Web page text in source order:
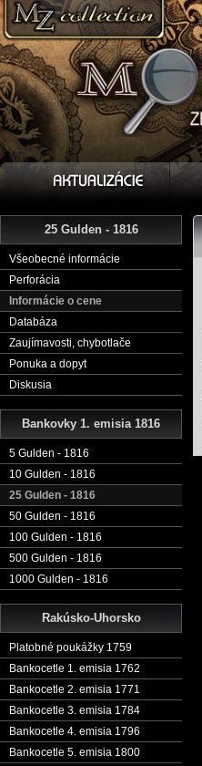
25 Gulden - 1816
Všeobecné informácie
Perforácia
Informácie o cene
Databáza
Zaujímavosti, chybotlače
Ponuka a dopyt
Diskusia
Bankovky 1. emisia 1816
5 Gulden - 1816
10 Gulden - 1816
25 Gulden - 1816
50 Gulden - 1816
100 Gulden - 1816
500 Gulden - 1816
1000 Gulden - 1816
Rakúsko-Uhorsko
Platobné poukážky 1759
Bankocetle 1. emisia 1762
Bankocetle 2. emisia 1771
Bankocetle 3. emisia 1784
Bankocetle 4. emisia 1796
Bankocetle 5. emisia 1800